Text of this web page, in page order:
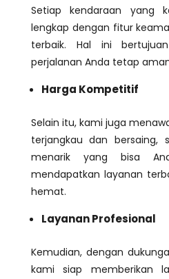
Setiap kendaraan yang
lengkap dengan fitur
terbaik. Hal ini
perjalanan Anda tetap
Harga Kompetitif
Selain itu, kami juga
terjangkau dan bersaing,
menarik yang bisa
mendapatkan layanan
hemat.
Layanan Profesional
Kemudian, dengan
kami siap memberikan